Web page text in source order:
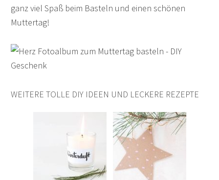
ganz viel Spaß beim Basteln und einen schönen
Muttertag!
WEITERE TOLLE DIY IDEEN UND LECKERE REZEPTE